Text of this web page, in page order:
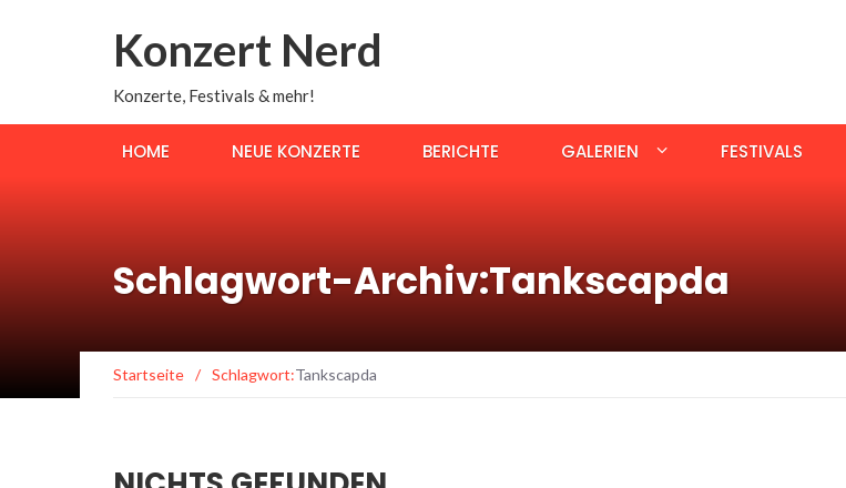
Konzert Nerd
Konzerte, Festivals & mehr!
HOME NEUE KONZERTE BERICHTE GALERIEN FESTIVALS
Schlagwort-Archiv:Tankscapda
Startseite / Schlagwort:Tankscapda